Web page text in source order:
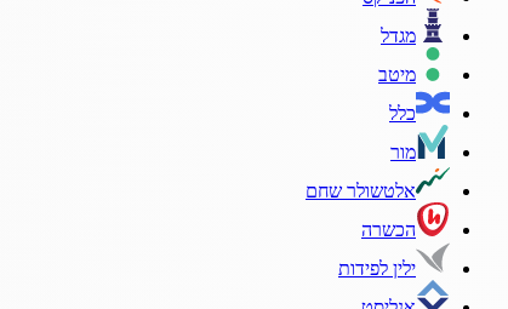
מגדל
מיטב
כלל
מור
אלטשולר שחם
הכשרה
ילין לפידות